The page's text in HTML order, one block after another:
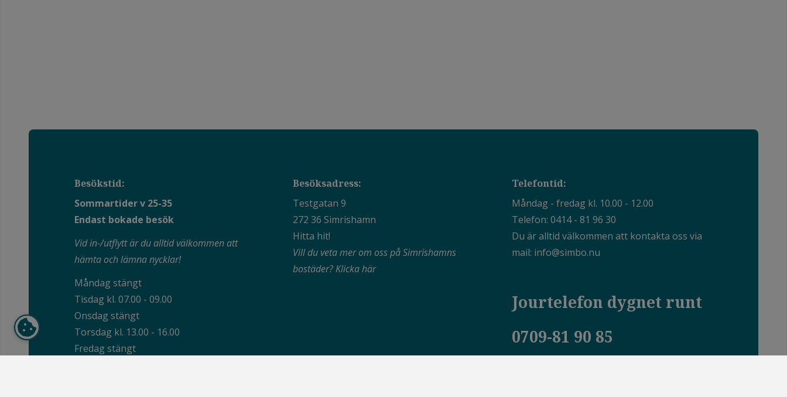
Besökstid:
Sommartider v 25-35
Endast bokade besök
Vid in-/utflytt är du alltid välkommen att
hämta och lämna nycklar!
Måndag stängt
Tisdag kl. 07.00 - 09.00
Onsdag stängt
Torsdag kl. 13.00 - 16.00
Fredag stängt
Besöksadress:
Testgatan 9
272 36 Simrishamn
Hitta hit!
Vill du veta mer om oss på Simrishamns
bostäder?Klicka här
Telefontid:
Måndag - fredag kl. 10.00 - 12.00
Telefon: 0414 - 81 96 30
Du är alltid välkommen att kontakta oss via
mail: info@simbo.nu
Jourtelefon dygnet runt
0709-81 90 85